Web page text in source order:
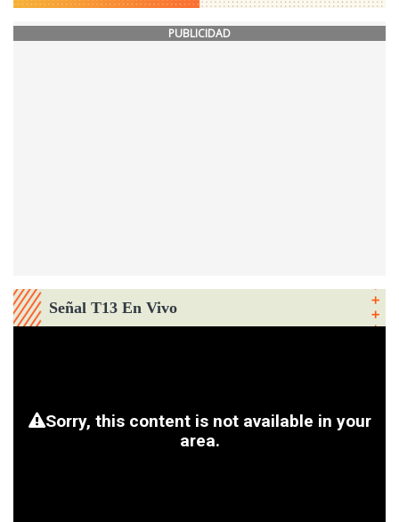
PUBLICIDAD
Señal T13 En Vivo